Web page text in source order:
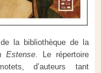
la bibliothèque de la
Estense . Le répertoire
d’auteurs tant